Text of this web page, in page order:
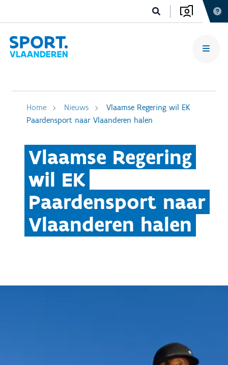
Home Nieuws
Vlaamse Regering wil EK
Paardensport naar Vlaanderen halen
Vlaamse Regering
wil EK
Paardensport naar
Vlaanderen halen